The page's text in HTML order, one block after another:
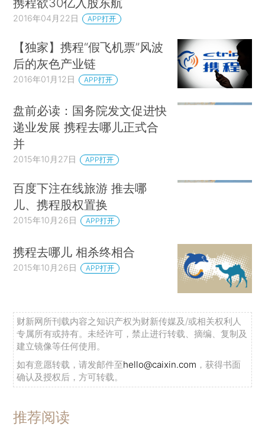
2016年04月22日 APP打开
【独家】携程“假飞机票”风波
后的灰色产业链
2016年01月12日 APP打开
盘前必读：国务院发文促进快
递业发展 携程去哪儿正式合
并
2015年10月27日 APP打开
百度下注在线旅游 推去哪
儿、携程股权置换
2015年10月26日 APP打开
携程去哪儿 相杀终相合
2015年10月26日 APP打开
财新网所刊载内容之知识产权为财新传媒及/或相关权利人
专属所有或持有。未经许可，禁止进行转载、摘编、复制及
建立镜像等任何使用。
如有意愿转载，请发邮件至hello@caixin.com ，获得书面
确认及授权后，方可转载。
推荐阅读